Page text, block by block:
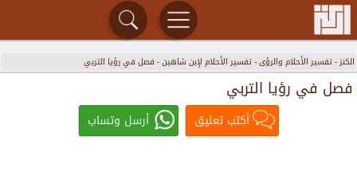
الكنز-تفسير الأحلام والرؤى-تفسير الأحلام لإبن شاهين- فصل في رؤيا التربي
فصل في رؤيا التربي
أكتب تعليق أرسل وتساب